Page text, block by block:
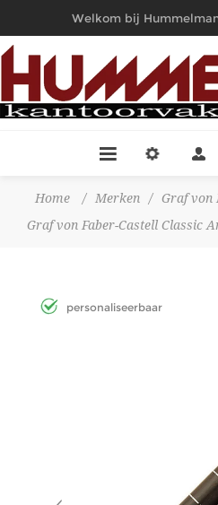
Welkom bij
Home / Merken / Graf von
Graf von Faber-Castell Classic
personaliseerbaar